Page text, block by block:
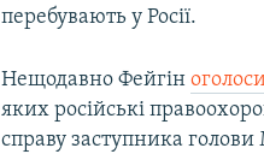
перебувають у Росії.
Нещодавно Фейгін
яких російські
справу заступника